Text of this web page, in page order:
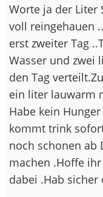
Worte ja der Liter
voll reingehauen
erst zweiter Tag
Wasser und zwei
den Tag
ein liter lauwarm
Habe kein
kommt trink
noch schonen ab
machen .Hoffe
dabei .Hab sicher